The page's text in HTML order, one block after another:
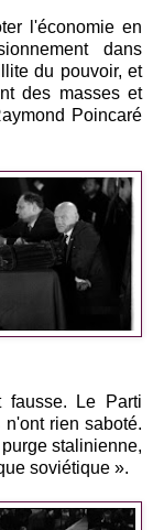
l'économie en
dans
du pouvoir, et
des masses et
Poincaré
Le Parti
rien saboté.
stalinienne,
soviétique ».